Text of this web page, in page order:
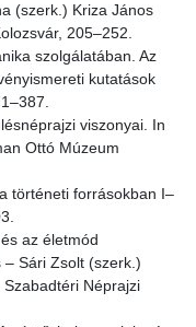
(szerk.) Kriza János
205–252.
szolgálatában. Az
kutatások
viszonyai. In
Ottó Múzeum
történeti forrásokban I–
az életmód
Sári Zsolt (szerk.)
Néprajzi